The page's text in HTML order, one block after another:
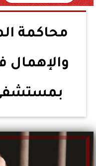
محاكمة